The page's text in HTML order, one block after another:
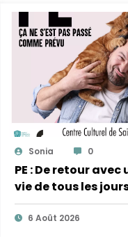
Sonia 0
PE : De retour avec
vie de tous les
équilibre
6 Août 2026